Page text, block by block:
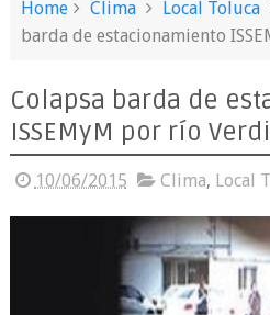
Home Clima Local Toluca
barda de estacionamiento
Colapsa barda de
ISSEMyM por río
10/06/2015 Clima, Local